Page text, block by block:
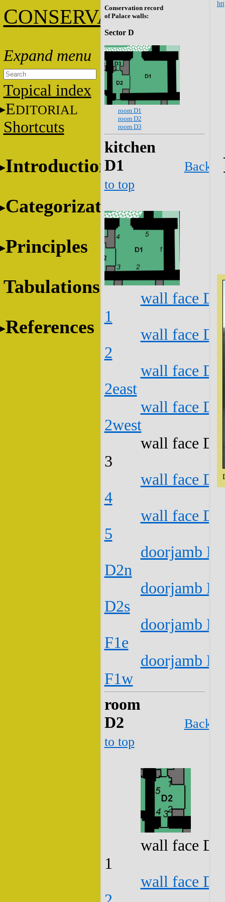
CONSERVATION
Topical index
EDITORIAL
Shortcuts
Introduction
Categorization
Principles
Tabulations
References
Conservation record
of Palace walls:
Sector D
room D1
room D2
room D3
kitchen
D1
Back
to top
wall face
1
wall face
2
wall face
2east
wall face
2west
wall face
3
wall face
4
wall face
5
doorjamb
D2n
doorjamb
D2s
doorjamb
F1e
doorjamb
F1w
room
D2
Back
to top
wall face
1
wall face